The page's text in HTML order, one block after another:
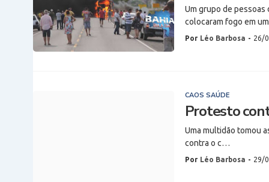
Um grupo de pessoas
colocaram fogo em
Por Léo Barbosa - 26/
CAOS SAÚDE
Protesto
Uma multidão tomou
contra o c…
Por Léo Barbosa - 29/